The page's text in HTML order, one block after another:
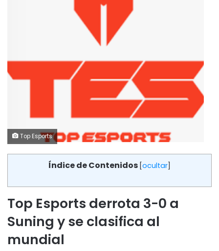
Top Esports
Índice de Contenidos [ocultar]
Top Esports derrota 3-0 a
Suning y se clasifica al
mundial